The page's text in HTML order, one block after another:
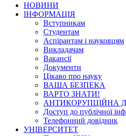
НОВИНИ
ІНФОРМАЦІЯ
Вступникам
Студентам
Аспірантам і науковцям
Викладачам
Вакансії
Документи
Цікаво про науку
ВАША БЕЗПЕКА
ВАРТО ЗНАТИ!
АНТИКОРУПЦІЙНА
Доступ до публічної
Телефонний довідник
УНІВЕРСИТЕТ